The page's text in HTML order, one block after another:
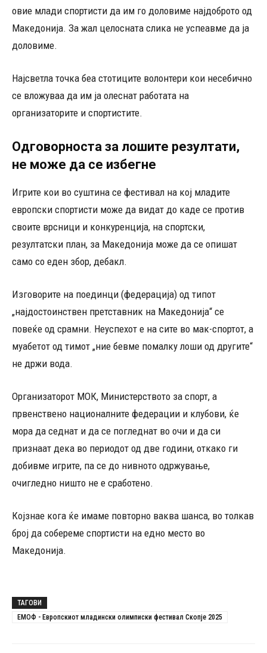
овие млади спортисти да им го доловиме најдоброто од
Македонија. За жал целосната слика не успеавме да ја
доловиме.
Најсветла точка беа стотиците волонтери кои несебично
се вложуваа да им ја олеснат работата на
организаторите и спортистите.
Одговорноста за лошите резултати,
не може да се избегне
Игрите кои во суштина се фестивал на кој младите
европски спортисти може да видат до каде се против
своите врсници и конкуренција, на спортски,
резултатски план, за Македонија може да се опишат
само со еден збор, дебакл.
Изговорите на поединци (федерација) од типот
„најдостоинствен претставник на Македонија“ се
повеќе од срамни. Неуспехот е на сите во мак-спортот, а
муабетот од тимот „ние бевме помалку лоши од другите“
не држи вода.
Организаторот МОК, Министерството за спорт, а
првенствено националните федерации и клубови, ќе
мора да седнат и да се погледнат во очи и да си
признаат дека во периодот од две години, откако ги
добивме игрите, па се до нивното одржување,
очигледно ништо не е сработено.
Којзнае кога ќе имаме повторно ваква шанса, во толкав
број да собереме спортисти на едно место во
Македонија.
ТАГОВИ
ЕМОФ - Европскиот младински олимписки фестивал Скопје 2025